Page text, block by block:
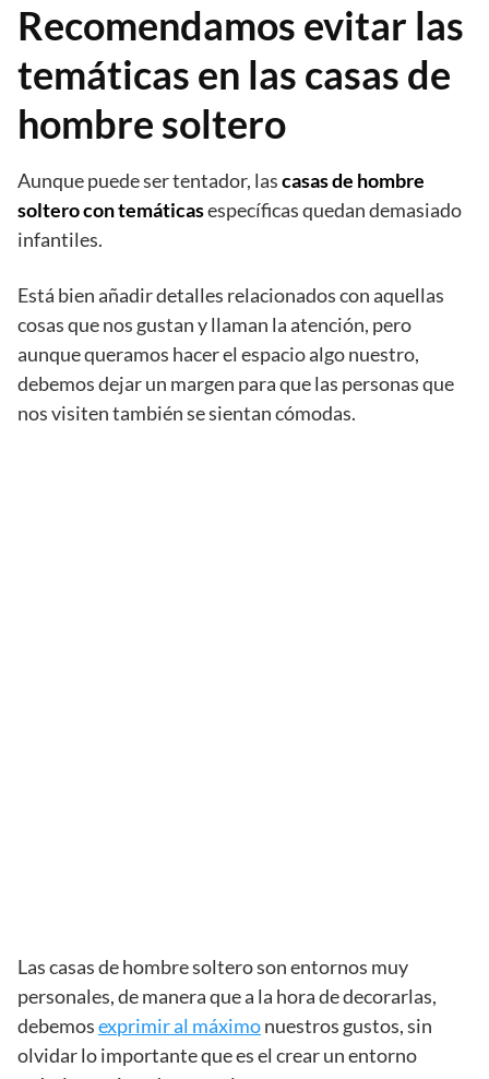
Recomendamos evitar las
temáticas en las casas de
hombre soltero
Aunque puede ser tentador, lascasas de hombre
soltero con temáticasespecíficas quedan demasiado
infantiles.
Está bien añadir detalles relacionados con aquellas
cosas que nos gustan y llaman la atención, pero
aunque queramos hacer el espacio algo nuestro,
debemos dejar un margen para que las personas que
nos visiten también se sientan cómodas.
Las casas de hombre soltero son entornos muy
personales, de manera que a la hora de decorarlas,
debemosexprimir al máximonuestros gustos, sin
olvidar lo importante que es el crear un entorno